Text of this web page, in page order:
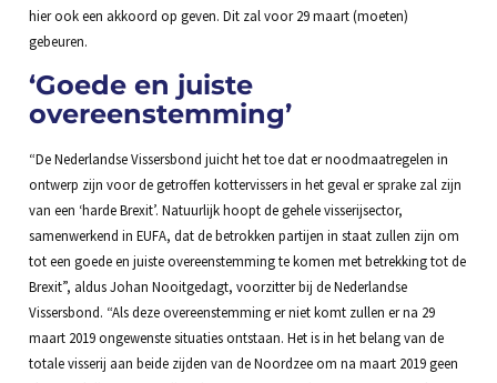
hier ook een akkoord op geven. Dit zal voor 29 maart (moeten)
gebeuren.
‘Goede en juiste
overeenstemming’
“De Nederlandse Vissersbond juicht het toe dat er noodmaatregelen in
ontwerp zijn voor de getroffen kottervissers in het geval er sprake zal zijn
van een ‘harde Brexit’. Natuurlijk hoopt de gehele visserijsector,
samenwerkend in EUFA, dat de betrokken partijen in staat zullen zijn om
tot een goede en juiste overeenstemming te komen met betrekking tot de
Brexit”, aldus Johan Nooitgedagt, voorzitter bij de Nederlandse
Vissersbond. “Als deze overeenstemming er niet komt zullen er na 29
maart 2019 ongewenste situaties ontstaan. Het is in het belang van de
totale visserij aan beide zijden van de Noordzee om na maart 2019 geen